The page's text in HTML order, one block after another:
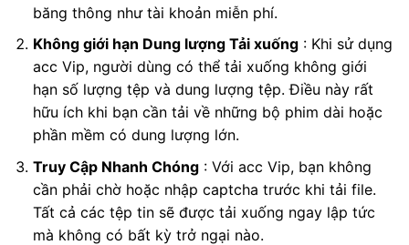
băng thông như tài khoản miễn phí.
Không giới hạn Dung lượng Tải xuống: Khi sử dụng
acc Vip, người dùng có thể tải xuống không giới
hạn số lượng tệp và dung lượng tệp. Điều này rất
hữu ích khi bạn cần tải về những bộ phim dài hoặc
phần mềm có dung lượng lớn.
Truy Cập Nhanh Chóng: Với acc Vip, bạn không
cần phải chờ hoặc nhập captcha trước khi tải file.
Tất cả các tệp tin sẽ được tải xuống ngay lập tức
mà không có bất kỳ trở ngại nào.